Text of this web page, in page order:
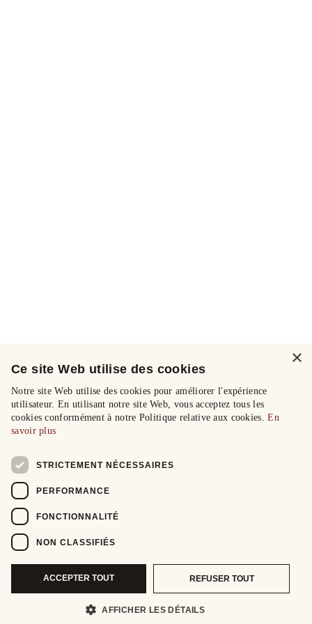
×
Ce site Web utilise des cookies
Notre site Web utilise des cookies pour améliorer l'expérience
utilisateur. En utilisant notre site Web, vous acceptez tous les
cookies conformément à notre Politique relative aux cookies.En
savoir plus
STRICTEMENT NÉCESSAIRES
PERFORMANCE
FONCTIONNALITÉ
NON CLASSIFIÉS
ACCEPTER TOUT REFUSER TOUT
AFFICHER LES DÉTAILS